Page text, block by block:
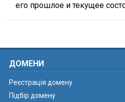
его прошлое и текущее
ДОМЕНИ
Реєстрація домену
Підбір домену